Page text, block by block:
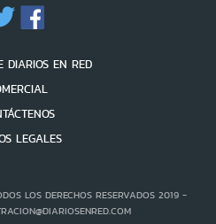
DIARIOS EN RED
LEGALES
LOS DERECHOS RESERVADOS 2019 -